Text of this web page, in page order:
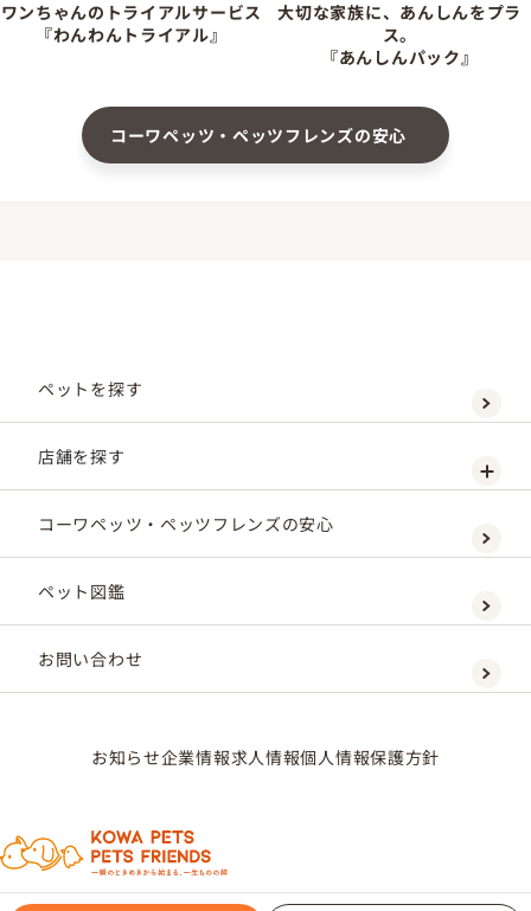
ワンちゃんのトライアルサービス
『わんわんトライアル』
大切な家族に、あんしんをプラ
ス。
『あんしんパック』
コーワペッツ・ペッツフレンズの安心
ペットを探す
店舗を探す
コーワペッツ・ペッツフレンズの安心
ペット図鑑
お問い合わせ
お知らせ企業情報求人情報個人情報保護方針